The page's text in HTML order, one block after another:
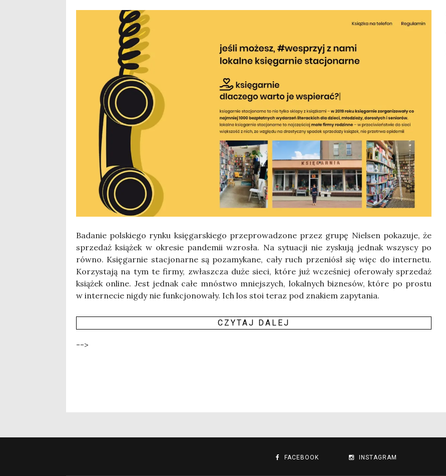
Bada­nie pol­skie­go ryn­ku księ­gar­skie­go prze­pro­wa­dzo­ne przez gru­pę Nie­lsen poka­zu­je, że
sprze­daż ksią­żek w okre­sie pan­de­mii wzro­sła. Na sytu­acji nie zysku­ją jed­nak wszy­scy po
rów­no. Księ­gar­nie sta­cjo­nar­ne są poza­my­ka­ne, cały ruch prze­niósł się więc do inter­ne­tu.
Korzy­sta­ją na tym te fir­my, zwłasz­cza duże sie­ci, któ­re już wcze­śniej ofe­ro­wa­ły sprze­daż
ksią­żek onli­ne. Jest jed­nak całe mnó­stwo mniej­szych, lokal­nych biz­ne­sów, któ­re po pro­stu
w inter­ne­cie nigdy nie funk­cjo­no­wa­ły. Ich los stoi teraz pod zna­kiem zapy­ta­nia.
CZY­TAJ DALEJ
-->
FACEBOOK INSTAGRAM